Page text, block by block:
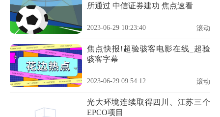
所通过 中信证券建功 焦点速看
2023-06-29 10:23:40 滚动
焦点快报!超验骇客电影在线_超验
骇客字幕
2023-06-29 09:54:12 滚动
光大环境连续取得四川、江苏三个
EPCO项目